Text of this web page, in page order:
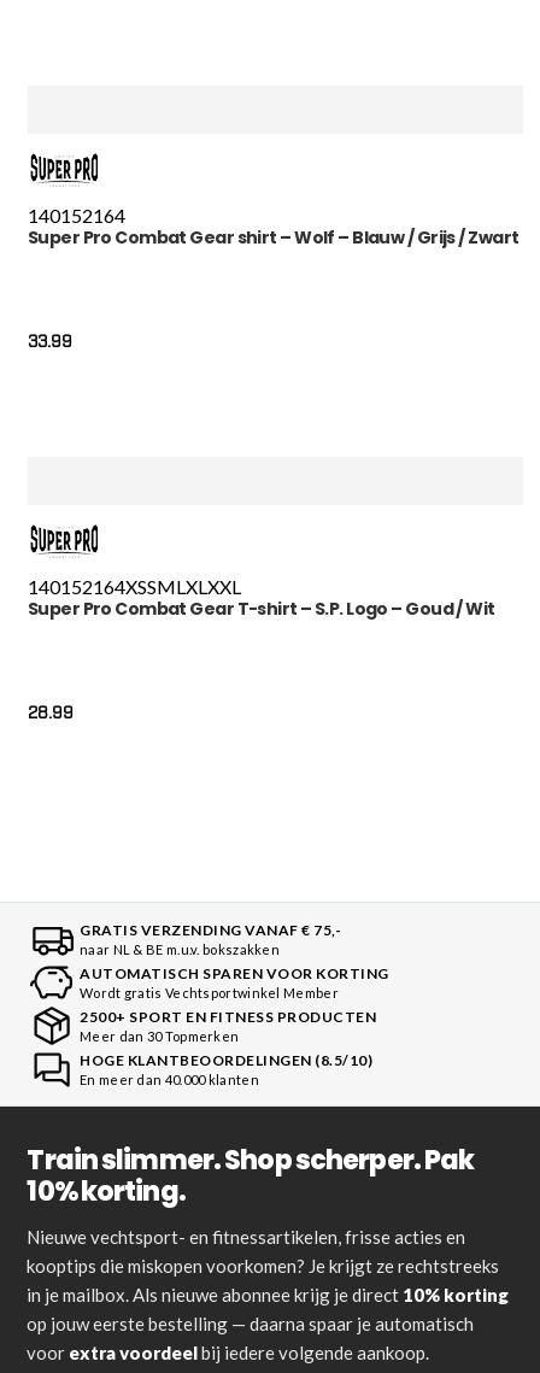
140152164
Super Pro Combat Gear shirt – Wolf – Blauw / Grijs / Zwart
33.99
140152164XSSMLXLXXL
Super Pro Combat Gear T-shirt – S.P. Logo – Goud / Wit
28.99
GRATIS VERZENDING VANAF € 75,-
naar NL & BE m.u.v. bokszakken
AUTOMATISCH SPAREN VOOR KORTING
Wordt gratis Vechtsportwinkel Member
2500+ SPORT EN FITNESS PRODUCTEN
Meer dan 30 Topmerken
HOGE KLANTBEOORDELINGEN (8.5/10)
En meer dan 40.000 klanten
Train slimmer. Shop scherper. Pak
10% korting.
Nieuwe vechtsport- en fitnessartikelen, frisse acties en
kooptips die miskopen voorkomen? Je krijgt ze rechtstreeks
in je mailbox. Als nieuwe abonnee krijg je direct 10% korting
op jouw eerste bestelling — daarna spaar je automatisch
voor extra voordeelbij iedere volgende aankoop.